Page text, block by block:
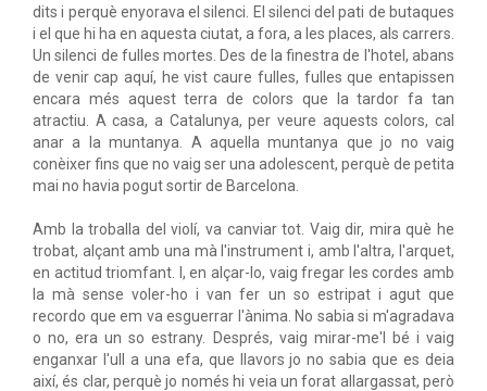
dits i perquè enyorava el silenci. El silenci del pati de butaques
i el que hi ha en aquesta ciutat, a fora, a les places, als carrers.
Un silenci de fulles mortes. Des de la finestra de l'hotel, abans
de venir cap aquí, he vist caure fulles, fulles que entapissen
encara més aquest terra de colors que la tardor fa tan
atractiu. A casa, a Catalunya, per veure aquests colors, cal
anar a la muntanya. A aquella muntanya que jo no vaig
conèixer fins que no vaig ser una adolescent, perquè de petita
mai no havia pogut sortir de Barcelona.
Amb la troballa del violí, va canviar tot. Vaig dir, mira què he
trobat, alçant amb una mà l'instrument i, amb l'altra, l'arquet,
en actitud triomfant. I, en alçar-lo, vaig fregar les cordes amb
la mà sense voler-ho i van fer un so estripat i agut que
recordo que em va esguerrar l'ànima. No sabia si m'agradava
o no, era un so estrany. Després, vaig mirar-me'l bé i vaig
enganxar l'ull a una efa, que llavors jo no sabia que es deia
així, és clar, perquè jo només hi veia un forat allargassat, però